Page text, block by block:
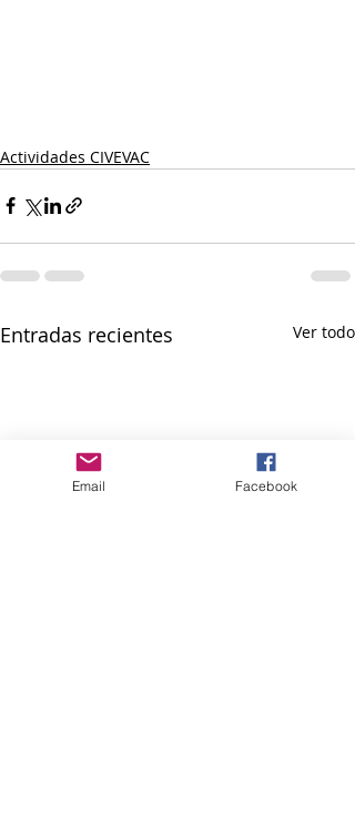
Actividades CIVEVAC
Entradas recientes Ver todo
Email Facebook